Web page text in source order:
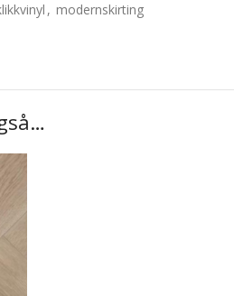
, modernskirting